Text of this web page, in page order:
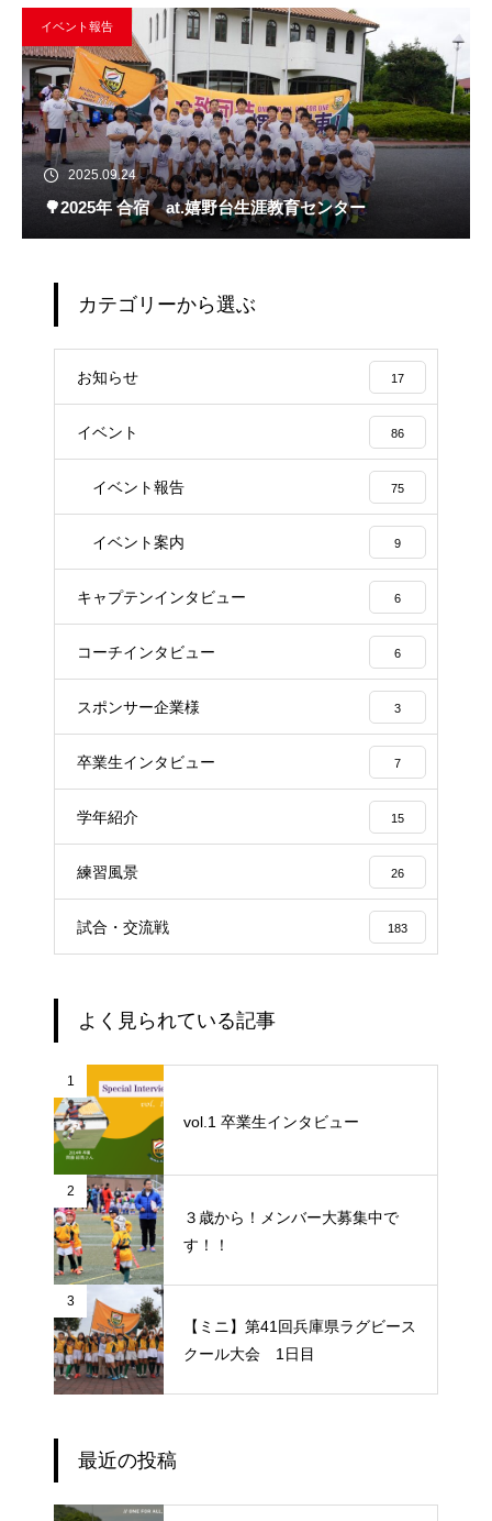
イベント報告
2025.09.24
🌳2025年 合宿 at.嬉野台生涯教育センター
カテゴリーから選ぶ
お知らせ 17
イベント 86
イベント報告 75
イベント案内 9
キャプテンインタビュー 6
コーチインタビュー 6
スポンサー企業様 3
卒業生インタビュー 7
学年紹介 15
練習風景 26
試合・交流戦 183
よく見られている記事
1
vol.1 卒業生インタビュー
2
３歳から！メンバー大募集中で
す！！
3
【ミニ】第41回兵庫県ラグビース
クール大会 1日目
最近の投稿